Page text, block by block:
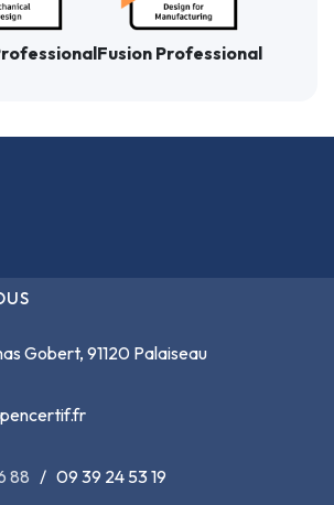
Fusion Professional
Gobert, 91120 Palaiseau
88 / 09 39 24 53 19